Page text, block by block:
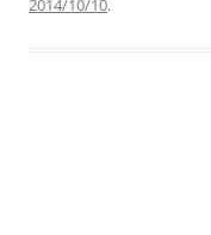
2014/10/10.